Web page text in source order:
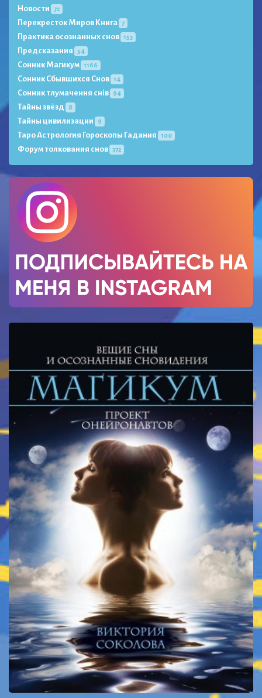
Новости 72
Перекресток Миров Книга 7
Практика осознанных снов 153
Предсказания 54
Сонник Магикум 1166
Сонник Сбывшихся Снов 14
Сонник тлумачення снів 94
Тайны звёзд 8
Тайны цивилизации 9
Таро Астрология Гороскопы Гадания 100
Форум толкования снов 372